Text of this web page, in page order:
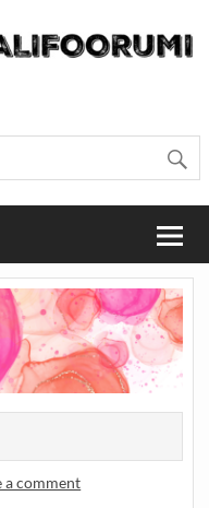
/ Suomen
Lähteellä, Helsingissä
a comment